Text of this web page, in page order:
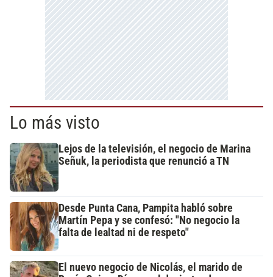
Lo más visto
Lejos de la televisión, el negocio de Marina
Señuk, la periodista que renunció a TN
Desde Punta Cana, Pampita habló sobre
Martín Pepa y se confesó: "No negocio la
falta de lealtad ni de respeto"
El nuevo negocio de Nicolás, el marido de